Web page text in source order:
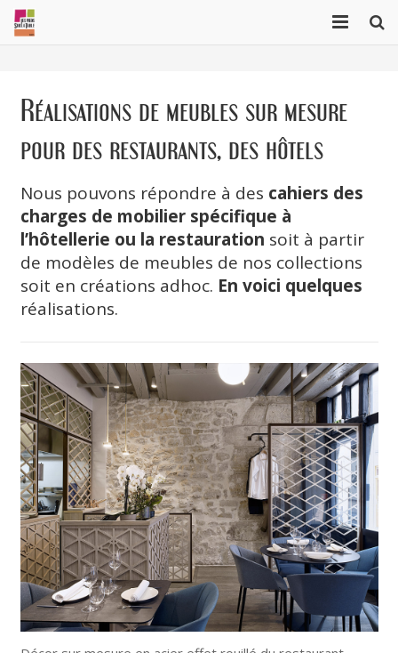
Collection Cubique
Collection Origami
Réalisations sur mesure
A propos
Projets récents
English
Réalisations de meubles sur mesure
pour des restaurants, des hôtels
Nous pouvons répondre à des cahiers des
charges de mobilier spécifique à
l’hôtellerie ou la restauration soit à partir
de modèles de meubles de nos collections
soit en créations adhoc. En voici quelques
réalisations.